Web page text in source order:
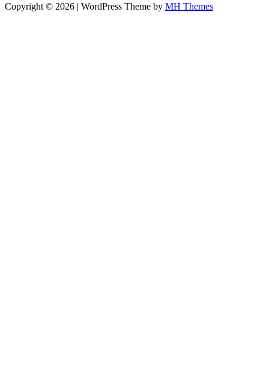
Copyright © 2026 | WordPress Theme by MH Themes